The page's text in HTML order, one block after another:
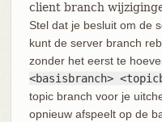
client branch
Stel dat je besluit om de
kunt de server branch
zonder het eerst te
<basisbranch>
topic branch voor je
opnieuw afspeelt op de